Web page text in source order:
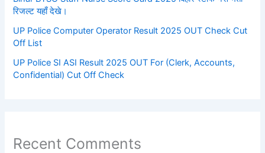
रिजल्ट यहाँ देखे।
UP Police Computer Operator Result 2025 OUT Check Cut
Off List
UP Police SI ASI Result 2025 OUT For (Clerk, Accounts,
Confidential) Cut Off Check
Recent Comments